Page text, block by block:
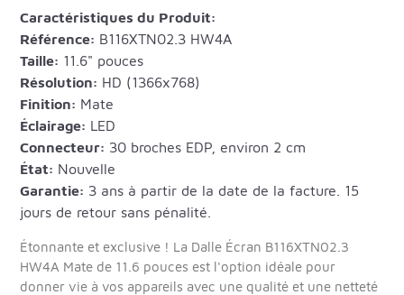
Caractéristiques du Produit:
Référence: B116XTN02.3 HW4A
Taille: 11.6" pouces
Résolution: HD (1366x768)
Finition: Mate
Éclairage: LED
Connecteur: 30 broches EDP, environ 2 cm
État: Nouvelle
Garantie: 3 ans à partir de la date de la facture. 15
jours de retour sans pénalité.
Étonnante et exclusive ! La Dalle Écran B116XTN02.3
HW4A Mate de 11.6 pouces est l'option idéale pour
donner vie à vos appareils avec une qualité et une netteté